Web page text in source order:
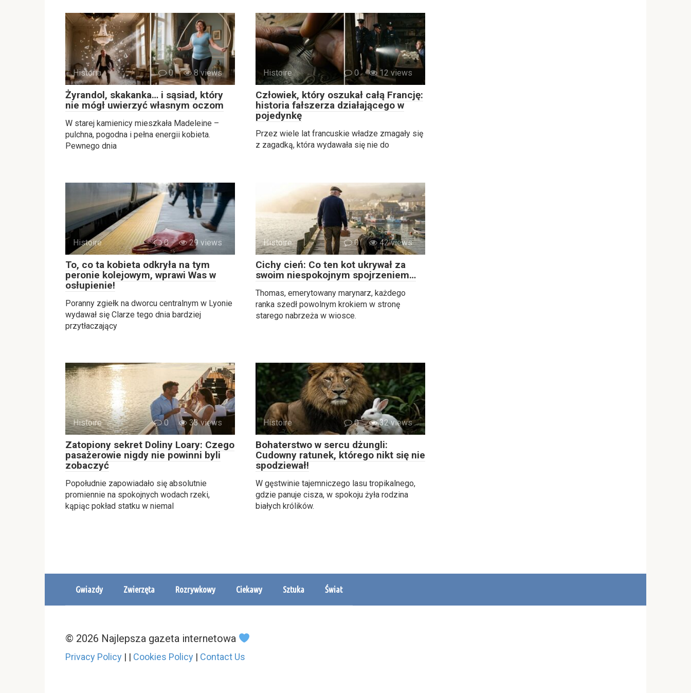
Historia 0 8 views
Żyrandol, skakanka… i sąsiad, który
nie mógł uwierzyć własnym oczom
W starej kamienicy mieszkała Madeleine –
pulchna, pogodna i pełna energii kobieta.
Pewnego dnia
Histoire 0 12 views
Człowiek, który oszukał całą Francję:
historia fałszerza działającego w
pojedynkę
Przez wiele lat francuskie władze zmagały się
z zagadką, która wydawała się nie do
Histoire 0 29 views
To, co ta kobieta odkryła na tym
peronie kolejowym, wprawi Was w
osłupienie!
Poranny zgiełk na dworcu centralnym w Lyonie
wydawał się Clarze tego dnia bardziej
przytłaczający
Histoire 0 42 views
Cichy cień: Co ten kot ukrywał za
swoim niespokojnym spojrzeniem…
Thomas, emerytowany marynarz, każdego
ranka szedł powolnym krokiem w stronę
starego nabrzeża w wiosce.
Histoire 0 33 views
Zatopiony sekret Doliny Loary: Czego
pasażerowie nigdy nie powinni byli
zobaczyć
Popołudnie zapowiadało się absolutnie
promiennie na spokojnych wodach rzeki,
kąpiąc pokład statku w niemal
Histoire 0 32 views
Bohaterstwo w sercu dżungli:
Cudowny ratunek, którego nikt się nie
spodziewał!
W gęstwinie tajemniczego lasu tropikalnego,
gdzie panuje cisza, w spokoju żyła rodzina
białych królików.
Gwiazdy Zwierzęta Rozrywkowy Ciekawy Sztuka Świat
© 2026 Najlepsza gazeta internetowa
Privacy Policy | | Cookies Policy | Contact Us